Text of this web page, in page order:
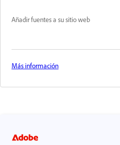
Añadir fuentes a su sitio web
Más información